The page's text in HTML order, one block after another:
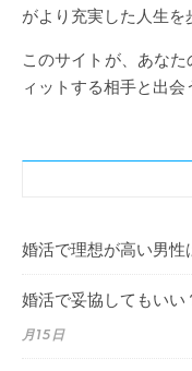
がより充実した人生を
このサイトが、あな
ィットする相手と出会
婚活で理想が高い男
婚活で妥協してもい
月15日